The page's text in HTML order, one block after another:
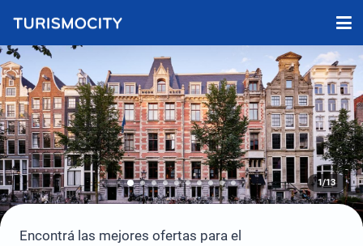
1/13
Encontrá las mejores ofertas para el